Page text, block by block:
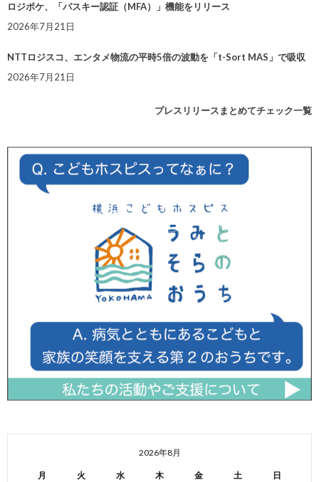
ロジポケ、「パスキー認証（MFA）」機能をリリース
2026年7月21日
NTTロジスコ、エンタメ物流の平時5倍の波動を「t-Sort MAS」で吸収
2026年7月21日
プレスリリースまとめてチェック一覧
2026年8月
月 火 水 木 金 土 日